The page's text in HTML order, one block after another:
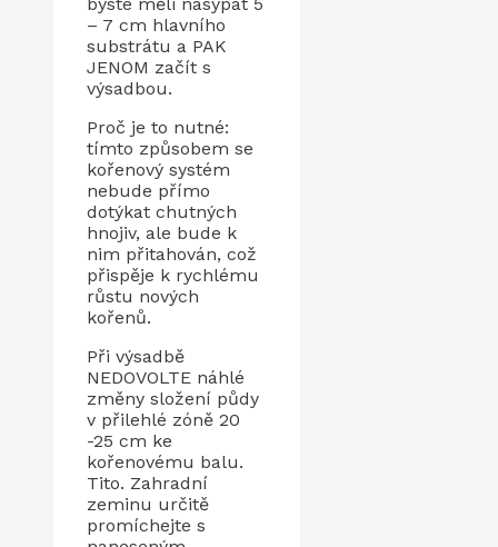
– 7 cm hlavního
substrátu a PAK
JENOM začít s
výsadbou.
Proč je to nutné:
tímto způsobem se
kořenový systém
nebude přímo
dotýkat chutných
hnojiv, ale bude k
nim přitahován, což
přispěje k rychlému
růstu nových
kořenů.
Při výsadbě
NEDOVOLTE náhlé
změny složení půdy
v přilehlé zóně 20
-25 cm ke
kořenovému balu.
Tito. Zahradní
zeminu určitě
promíchejte s